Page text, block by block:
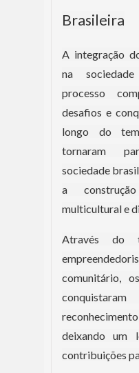
Brasileira
A integração
na
processo
desafios e
longo do
tornaram
sociedade
a
multicultural e
Através do
comunitário,
deixando um
contribuições